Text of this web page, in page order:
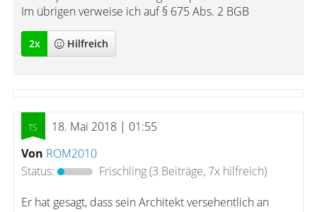
Im übrigen verweise ich auf § 675 Abs. 2 BGB
2x Hilfreich
18. Mai 2018 | 01:55
Von ROM2010
Status:
Frischling(3 Beiträge, 7x hilfreich)
Er hat gesagt, dass sein Architekt versehentlich an